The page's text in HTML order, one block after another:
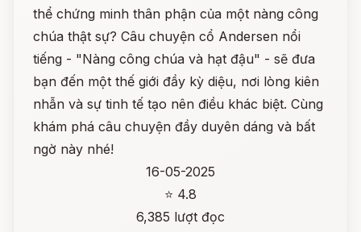
thể chứng minh thân phận của một nàng công
chúa thật sự? Câu chuyện cổ Andersen nổi
tiếng - "Nàng công chúa và hạt đậu" - sẽ đưa
bạn đến một thế giới đầy kỳ diệu, nơi lòng kiên
nhẫn và sự tinh tế tạo nên điều khác biệt. Cùng
khám phá câu chuyện đầy duyên dáng và bất
ngờ này nhé!
16-05-2025
⭐ 4.8
6,385 lượt đọc